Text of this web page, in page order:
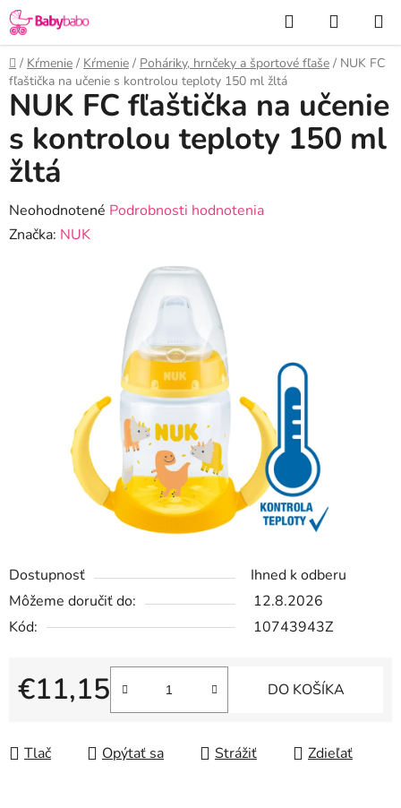
Prejsť
na
obsah
Hľadať
KOŠÍK
Domov
/ Kŕmenie / Kŕmenie / Poháriky, hrnčeky a športové fľaše / NUK FC
fľaštička na učenie s kontrolou teploty 150 ml žltá
Dostupnosť
Ihned k odberu
Môžeme doručiť do:
12.8.2026
Kód:
10743943Z
€11,15
Jednotková cena:
DO KOŠÍKA
Tlač Opýtať sa Strážiť Zdieľať
NUK FC fľaštička na učenie
s kontrolou teploty 150 ml
žltá
Priemerné
hodnotenie
Neohodnotené Podrobnosti hodnotenia
Značka: NUK